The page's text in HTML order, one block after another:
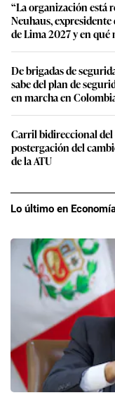
“La organización está
Neuhaus,
de Lima 2027 y en qué
De brigadas de
sabe del plan de
en marcha en
Carril bidireccional del
postergación del
de la ATU
Lo último en